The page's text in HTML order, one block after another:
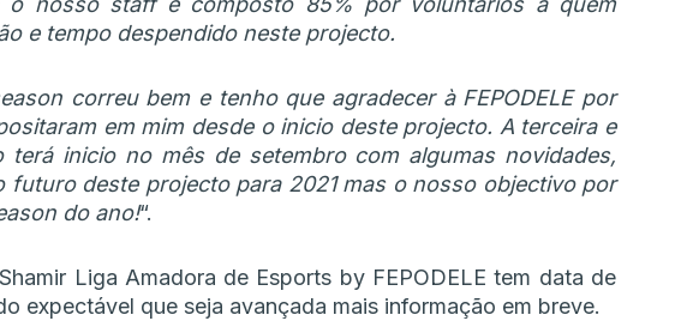
e tempo despendido neste projecto.
correu bem e tenho que agradecer à FEPODELE por
em mim desde o inicio deste projecto. A terceira e
terá inicio no mês de setembro com algumas novidades,
futuro deste projecto para 2021 mas o nosso objectivo por
do ano!“.
Liga Amadora de Esports by FEPODELE tem data de
expectável que seja avançada mais informação em breve.